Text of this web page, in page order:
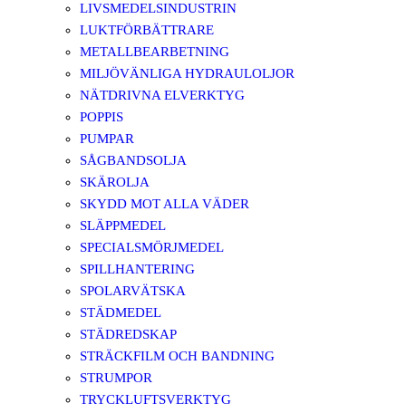
LIVSMEDELSINDUSTRIN
LUKTFÖRBÄTTRARE
METALLBEARBETNING
MILJÖVÄNLIGA HYDRAULOLJOR
NÄTDRIVNA ELVERKTYG
POPPIS
PUMPAR
SÅGBANDSOLJA
SKÄROLJA
SKYDD MOT ALLA VÄDER
SLÄPPMEDEL
SPECIALSMÖRJMEDEL
SPILLHANTERING
SPOLARVÄTSKA
STÄDMEDEL
STÄDREDSKAP
STRÄCKFILM OCH BANDNING
STRUMPOR
TRYCKLUFTSVERKTYG